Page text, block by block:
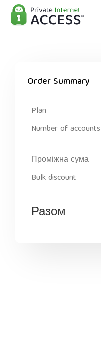
Order Summary
Plan
Number of accounts
Проміжна сума
Bulk discount
Разом